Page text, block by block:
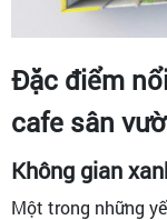
Đặc điểm
cafe sân
Không gian
Một trong những